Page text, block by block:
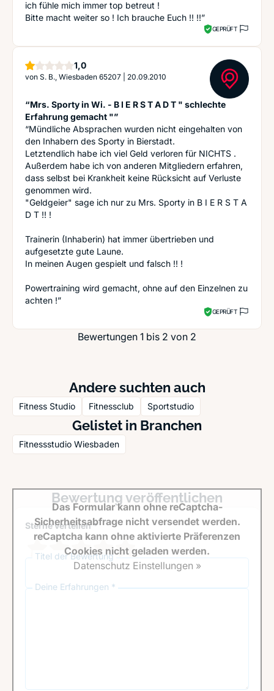
ich fühle mich immer top betreut !
Bitte macht weiter so ! Ich brauche Euch !! !!”
GEPRÜFT
1,0Stern
von S. B., Wiesbaden 65207 20.09.2010
“Mrs. Sporty in Wi. - B I E R S T A D T " schlechte
Erfahrung gemacht "”
“Mündliche Absprachen wurden nicht eingehalten von
den Inhabern des Sporty in Bierstadt.
Letztendlich habe ich viel Geld verloren für NICHTS .
Außerdem habe ich von anderen Mitgliedern erfahren,
dass selbst bei Krankheit keine Rücksicht auf Verluste
genommen wird.
"Geldgeier" sage ich nur zu Mrs. Sporty in B I E R S T A
D T !! !
Trainerin (Inhaberin) hat immer übertrieben und
aufgesetzte gute Laune.
In meinen Augen gespielt und falsch !! !
Powertraining wird gemacht, ohne auf den Einzelnen zu
achten !”
GEPRÜFT
Bewertungen 1 bis 2 von 2
Andere suchten auch
Fitness Studio Fitnessclub Sportstudio
Gelistet in Branchen
Fitnessstudio Wiesbaden
Bewertung veröffentlichen
Sterne verteilen *
Titel der Bewertung
Deine Erfahrungen *
Das Formular kann ohne reCaptcha-
Sicherheitsabfrage nicht versendet werden.
reCaptcha kann ohne aktivierte Präferenzen
Cookies nicht geladen werden.
Datenschutz Einstellungen »